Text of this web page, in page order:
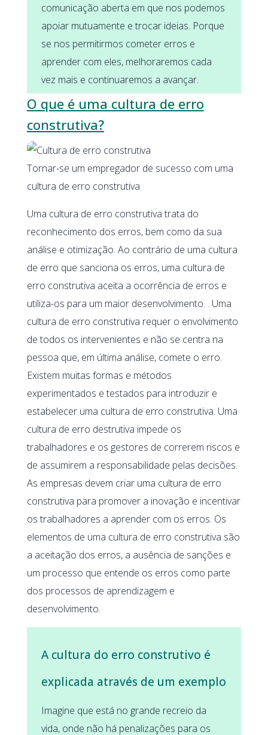
comunicação aberta em que nos podemos
apoiar mutuamente e trocar ideias. Porque
se nos permitirmos cometer erros e
aprender com eles, melhoraremos cada
vez mais e continuaremos a avançar.
O que é uma cultura de erro
construtiva?
Tornar-se um empregador de sucesso com uma
cultura de erro construtiva
Uma cultura de erro construtiva trata do
reconhecimento dos erros, bem como da sua
análise e otimização. Ao contrário de uma cultura
de erro que sanciona os erros, uma cultura de
erro construtiva aceita a ocorrência de erros e
utiliza-os para um maior desenvolvimento. . Uma
cultura de erro construtiva requer o envolvimento
de todos os intervenientes e não se centra na
pessoa que, em última análise, comete o erro.
Existem muitas formas e métodos
experimentados e testados para introduzir e
estabelecer uma cultura de erro construtiva. Uma
cultura de erro destrutiva impede os
trabalhadores e os gestores de correrem riscos e
de assumirem a responsabilidade pelas decisões.
As empresas devem criar uma cultura de erro
construtiva para promover a inovação e incentivar
os trabalhadores a aprender com os erros. Os
elementos de uma cultura de erro construtiva são
a aceitação dos erros, a ausência de sanções e
um processo que entende os erros como parte
dos processos de aprendizagem e
desenvolvimento.
A cultura do erro construtivo é
explicada através de um exemplo
Imagine que está no grande recreio da
vida, onde não há penalizações para os